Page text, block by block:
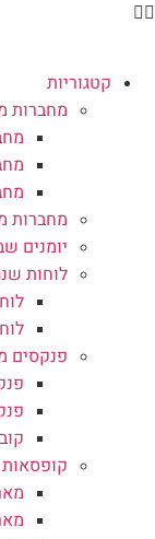
קטגוריות
מחברות
מחברות
יומנים
לוחות
פנקסים